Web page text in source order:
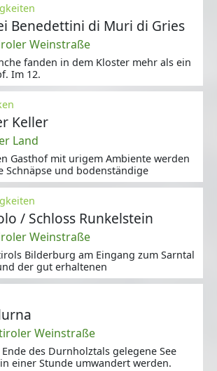
Benedettini di Muri di Gries
Weinstraße
fanden in dem Kloster mehr als ein
Im 12.
Keller
Land
Gasthof mit urigem Ambiente werden
Schnäpse und bodenständige
/ Schloss Runkelstein
Weinstraße
Bilderburg am Eingang zum Sarntal
der gut erhaltenen
Weinstraße
des Durnholztals gelegene See
einer Stunde umwandert werden.